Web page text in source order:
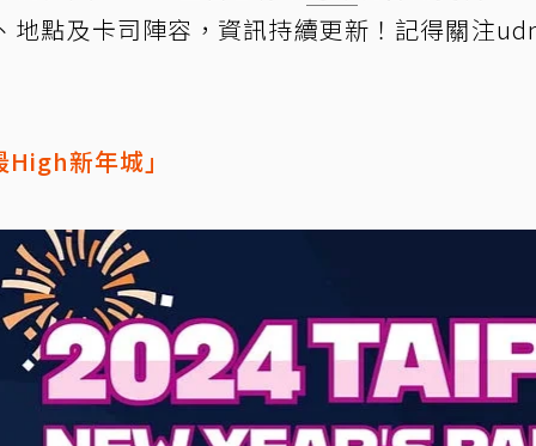
地點及卡司陣容，資訊持續更新！記得關注
新年城」